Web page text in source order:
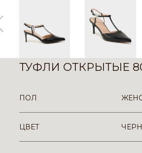
ТУФЛИ ОТКРЫТЫЕ
ПОЛ
ЦВЕТ